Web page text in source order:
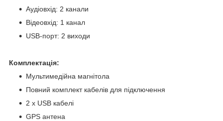
Аудіовхід: 2 канали
Відеовхід: 1 канал
USB-порт: 2 виходи
Комплектація:
Мультимедійна магнітола
Повний комплект кабелів для підключення
2 x USB кабелі
GPS антена